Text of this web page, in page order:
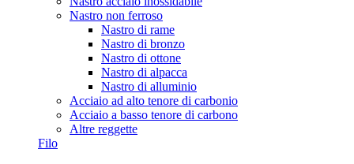
Nastro non ferroso
Nastro di rame
Nastro di bronzo
Nastro di ottone
Nastro di alpacca
Nastro di alluminio
Acciaio ad alto tenore di carbonio
Acciaio a basso tenore di carbono
Altre reggette
Filo